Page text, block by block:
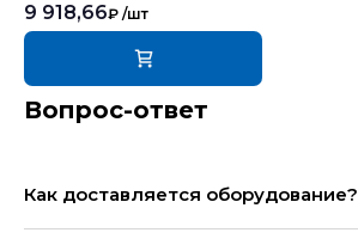
9 918,66₽ /шт
Вопрос-ответ
Как доставляется оборудование?